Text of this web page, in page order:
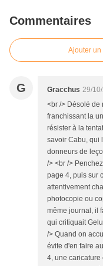
Commentaires
Ajouter un
G Gracchus 29/
<br /> Désolé de
franchissant la
résister à la
savoir Cabu, qui
donneurs de
/> <br />
page 4, puis sur
attentivement
photocopie ou
même journal, il
qui critiquait
/> Quand on
évite d'en faire
4, une caricature